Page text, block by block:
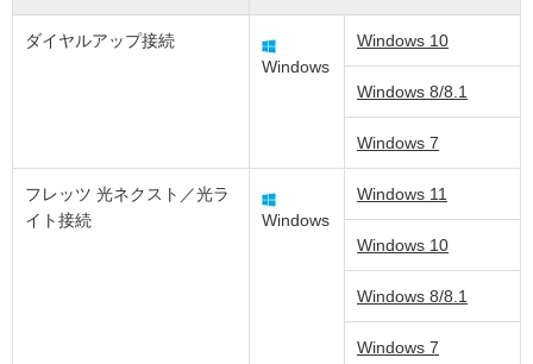
ダイヤルアップ接続
Windows
Windows 10
Windows 8/8.1
Windows 7
フレッツ 光ネクスト／光ラ
イト接続
Windows
Windows 11
Windows 10
Windows 8/8.1
Windows 7